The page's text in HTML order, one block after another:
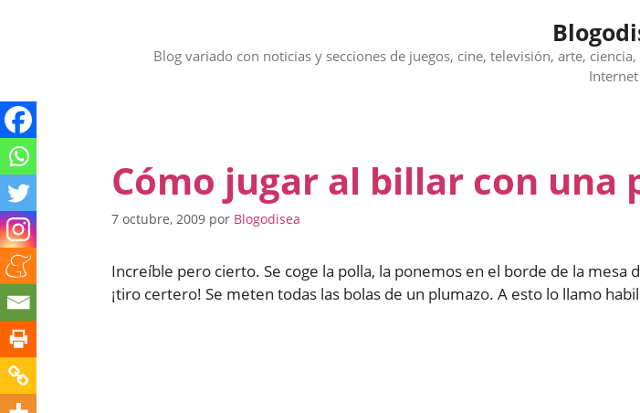
Blog variado con noticias y secciones de juegos, cine, televisión, arte,
Internet
Cómo jugar al billar con una
7 octubre, 2009 por Blogodisea
Increíble pero cierto. Se coge la polla, la ponemos en el borde de la mesa
¡tiro certero! Se meten todas las bolas de un plumazo. A esto lo llamo